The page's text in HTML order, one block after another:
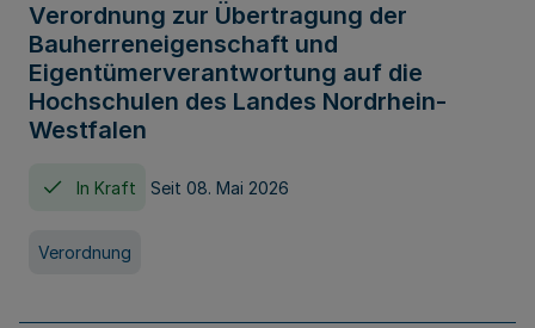
Verordnung zur Übertragung der
Bauherreneigenschaft und
Eigentümerverantwortung auf die
Hochschulen des Landes Nordrhein-
Westfalen
In Kraft Seit 08. Mai 2026
Verordnung